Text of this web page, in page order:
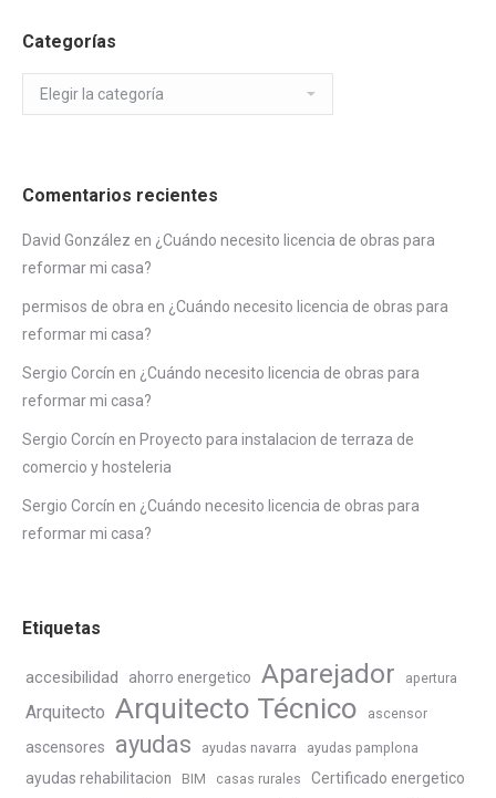
Categorías
Categorías
Comentarios recientes
David González en ¿Cuándo necesito licencia de obras para
reformar mi casa?
permisos de obra en ¿Cuándo necesito licencia de obras para
reformar mi casa?
Sergio Corcín en ¿Cuándo necesito licencia de obras para
reformar mi casa?
Sergio Corcín en Proyecto para instalacion de terraza de
comercio y hosteleria
Sergio Corcín en ¿Cuándo necesito licencia de obras para
reformar mi casa?
Etiquetas
accesibilidad ahorro energetico Aparejador apertura
Arquitecto Arquitecto Técnico ascensor
ascensores ayudas ayudas navarra ayudas pamplona
ayudas rehabilitacion BIM casas rurales Certificado energetico